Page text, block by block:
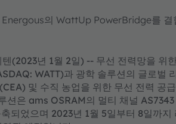
Energous의 WattUp PowerBridge를 결
(2023년 1월 2일) -- 무선 전력망을 위
WATT)과 광학 솔루션의 글로벌
및 수직 농업을 위한 무선 전력 공
션은 ams OSRAM의 멀티 채널
었으며 2023년 1월 5일부터 8일까지